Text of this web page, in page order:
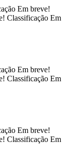
Em breve!
Classificação Em
Em breve!
Classificação Em
Em breve!
Classificação Em